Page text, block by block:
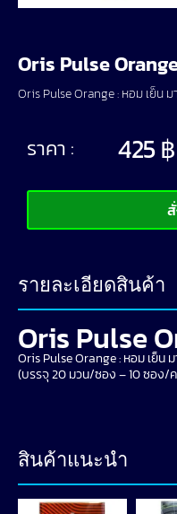
Oris Pulse
Oris Pulse Orange : หอม เย็น
ราคา : 425฿
รายละเอียดสินค้า
Oris Pulse
Oris Pulse Orange : หอม เย็น
(บรรจุ 20 มวน/ซอง – 10 ซอง/
สินค้าแนะนำ